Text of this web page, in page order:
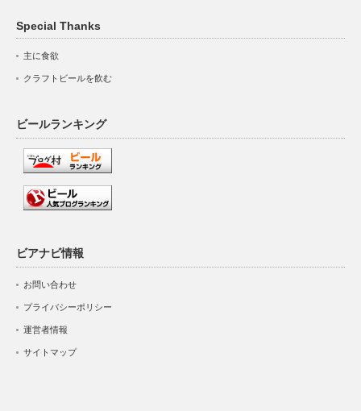
Special Thanks
主に食欲
クラフトビールを飲む
ビールランキング
ビアナビ情報
お問い合わせ
プライバシーポリシー
運営者情報
サイトマップ